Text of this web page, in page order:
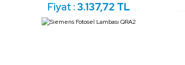
Fiyat :3.137,72 TL